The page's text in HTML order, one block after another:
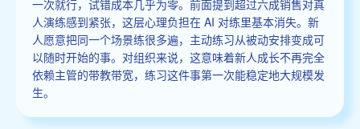
一次就行，试错成本几乎为零。前面提到超过六成销售对真
人演练感到紧张，这层心理负担在 AI 对练里基本消失。新
人愿意把同一个场景练很多遍，主动练习从被动安排变成可
以随时开始的事。对组织来说，这意味着新人成长不再完全
依赖主管的带教带宽，练习这件事第一次能稳定地大规模发
生。